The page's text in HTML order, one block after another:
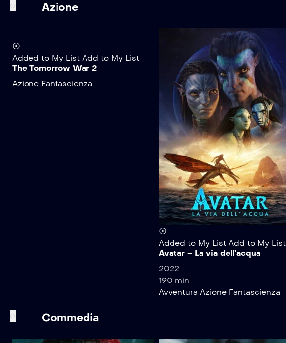
‹› Azione
Added to My List Add to My List
The Tomorrow War 2
Azione Fantascienza
Added to My List Add to My List
Avatar – La via dell’acqua
2022
190 min
Avventura Azione Fantascienza
‹› Commedia